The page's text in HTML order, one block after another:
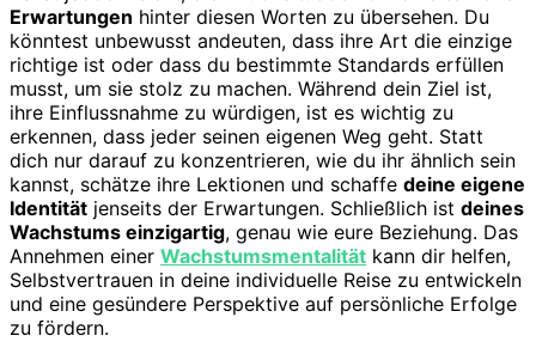
Erwartungen hinter diesen Worten zu übersehen. Du
könntest unbewusst andeuten, dass ihre Art die einzige
richtige ist oder dass du bestimmte Standards erfüllen
musst, um sie stolz zu machen. Während dein Ziel ist,
ihre Einflussnahme zu würdigen, ist es wichtig zu
erkennen, dass jeder seinen eigenen Weg geht. Statt
dich nur darauf zu konzentrieren, wie du ihr ähnlich sein
kannst, schätze ihre Lektionen und schaffe deine eigene
Identität jenseits der Erwartungen. Schließlich ist deines
Wachstums einzigartig, genau wie eure Beziehung. Das
Annehmen einer Wachstumsmentalität kann dir helfen,
Selbstvertrauen in deine individuelle Reise zu entwickeln
und eine gesündere Perspektive auf persönliche Erfolge
zu fördern.